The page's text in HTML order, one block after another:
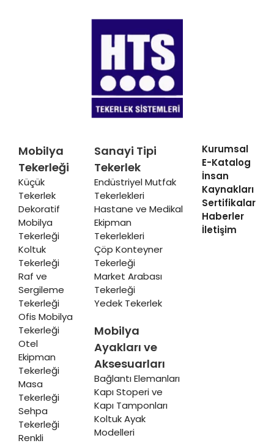
Mobilya
Tekerleği
Küçük
Tekerlek
Dekoratif
Mobilya
Tekerleği
Koltuk
Tekerleği
Raf ve
Sergileme
Tekerleği
Ofis Mobilya
Tekerleği
Otel
Ekipman
Tekerleği
Masa
Tekerleği
Sehpa
Tekerleği
Renkli
Sanayi Tipi
Tekerlek
Endüstriyel Mutfak
Tekerlekleri
Hastane ve Medikal
Ekipman
Tekerlekleri
Çöp Konteyner
Tekerleği
Market Arabası
Tekerleği
Yedek Tekerlek
Mobilya
Ayakları ve
Aksesuarları
Bağlantı Elemanları
Kapı Stoperi ve
Kapı Tamponları
Koltuk Ayak
Modelleri
Kurumsal
E-Katalog
İnsan
Kaynakları
Sertifikalar
Haberler
İletişim